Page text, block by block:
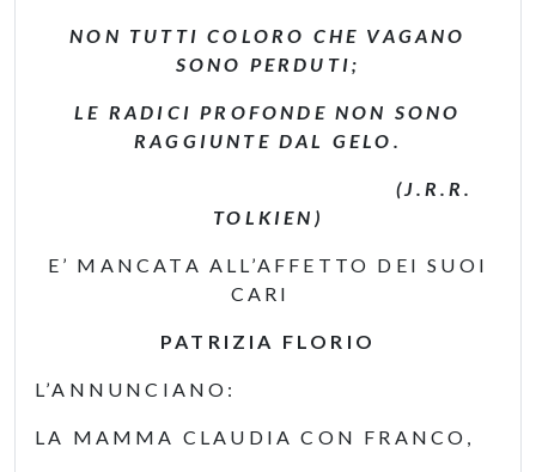
NON TUTTI COLORO CHE VAGANO
SONO PERDUTI;
LE RADICI PROFONDE NON SONO
RAGGIUNTE DAL GELO.
(J.R.R.
TOLKIEN)
E’ MANCATA ALL’AFFETTO DEI SUOI
CARI
PATRIZIA FLORIO
L’ANNUNCIANO:
LA MAMMA CLAUDIA CON FRANCO,